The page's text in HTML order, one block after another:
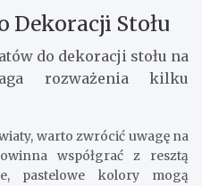
Dekoracji Stołu
do dekoracji stołu na
rozważenia kilku
warto zwrócić uwagę na
współgrać z resztą
pastelowe kolory mogą